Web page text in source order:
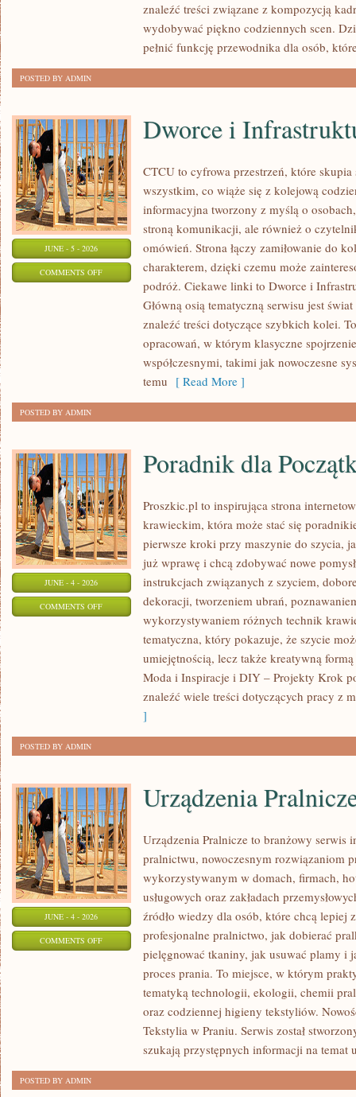
POCZĄTKUJĄCYCHznaleźć treści związane z kompozycją
wydobywać piękno codziennych scen.
pełnić funkcję przewodnika dla osób,
POSTED BY ADMIN
JUNE - 5 - 2026
COMMENTS OFFON
INFRASTRUKTURA
Dworce i
CTCU to cyfrowa przestrzeń, które skupia
wszystkim, co wiąże się z kolejową
informacyjna tworzony z myślą o
stroną komunikacji, ale również o
omówień. Strona łączy zamiłowanie do
charakterem, dzięki czemu może
podróż. Ciekawe linki to Dworce i
Główną osią tematyczną serwisu jest
znaleźć treści dotyczące szybkich kolei.
opracowań, w którym klasyczne
współczesnymi, takimi jak nowoczesne
temu [ Read More ]
POSTED BY ADMIN
JUNE - 4 - 2026
COMMENTS OFFON
POCZĄTKUJĄCYCH
Poradnik dla
Proszkic.pl to inspirująca strona
krawieckim, która może stać się
pierwsze kroki przy maszynie do szycia,
już wprawę i chcą zdobywać nowe
instrukcjach związanych z szyciem,
dekoracji, tworzeniem ubrań,
wykorzystywaniem różnych technik
tematyczna, który pokazuje, że szycie
umiejętnością, lecz także kreatywną
Moda i Inspiracje i DIY – Projekty Krok
znaleźć wiele treści dotyczących pracy z
]
POSTED BY ADMIN
JUNE - 4 - 2026
COMMENTS OFFON
URZĄDZENIA
PRALNICZE
Urządzenia
Urządzenia Pralnicze to branżowy serwis
pralnictwu, nowoczesnym rozwiązaniom
wykorzystywanym w domach, firmach,
usługowych oraz zakładach
źródło wiedzy dla osób, które chcą lepiej
profesjonalne pralnictwo, jak dobierać
pielęgnować tkaniny, jak usuwać plamy i
proces prania. To miejsce, w którym
tematyką technologii, ekologii, chemii
oraz codziennej higieny tekstyliów.
Tekstylia w Praniu. Serwis został
szukają przystępnych informacji na temat
POSTED BY ADMIN